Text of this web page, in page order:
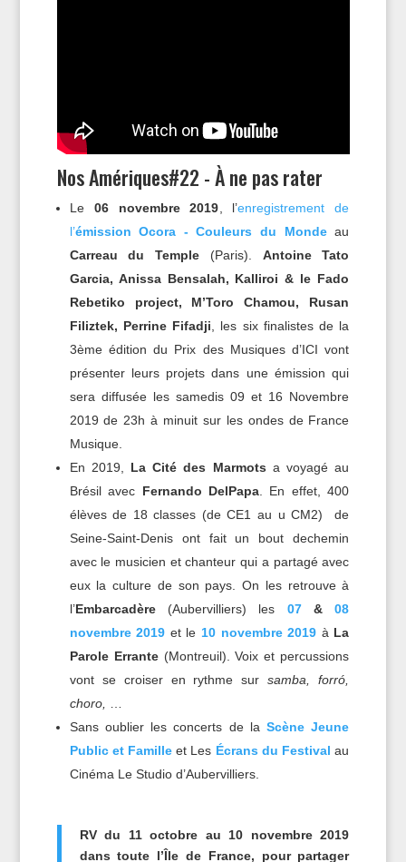
Nos Amériques#22 - À ne pas rater
Le 06 novembre 2019 , l’enregistrement de
l’émission Ocora - Couleurs du Mondeau
Carreau du Temple (Paris). Antoine Tato
Garcia, Anissa Bensalah, Kalliroi & le Fado
Rebetiko project, M’Toro Chamou, Rusan
Filiztek, Perrine Fifadji , les six finalistes de la
3ème édition du Prix des Musiques d’ICI vont
présenter leurs projets dans une émission qui
sera diffusée les samedis 09 et 16 Novembre
2019 de 23h à minuit sur les ondes de France
Musique.
En 2019, La Cité des Marmots a voyagé au
Brésil avec Fernando DelPapa . En effet, 400
élèves de 18 classes (de CE1 au u CM2) de
Seine-Saint-Denis ont fait un bout dechemin
avec le musicien et chanteur qui a partagé avec
eux la culture de son pays. On les retrouve à
l’Embarcadère(Aubervilliers) les 07& 08
novembre 2019 et le 10 novembre 2019 à La
Parole Errante(Montreuil). Voix et percussions
vont se croiser en rythme sursamba, forró,
choro,
Sans oublier les concerts de laScène Jeune
Public et Famille et Les Écrans du Festival au
Cinéma Le Studio d’Aubervilliers.
RV du 11 octobre au 10 novembre 2019
dans toute l’Île de France, pour partager